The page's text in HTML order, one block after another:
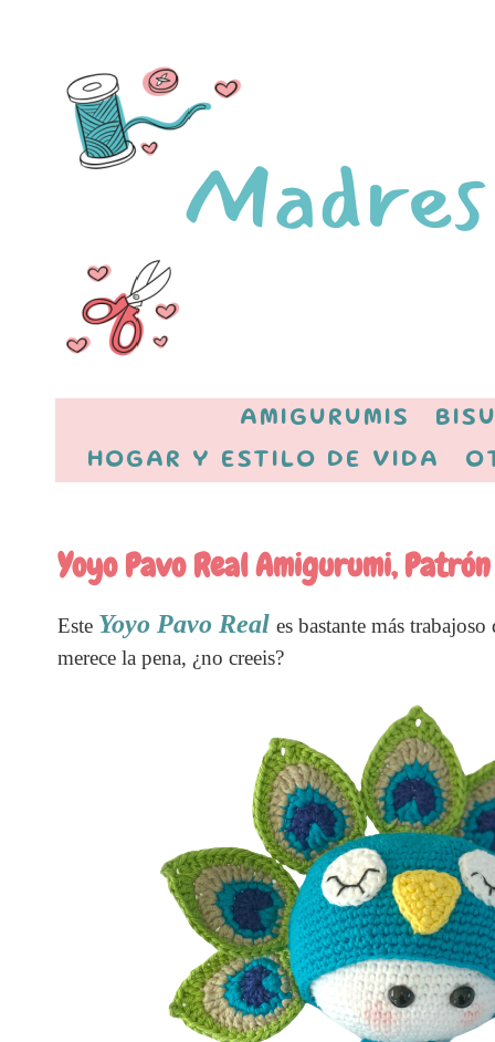
AMIGURUMIS
HOGAR Y ESTILO DE VIDA
Yoyo Pavo Real Amigurumi,
Este Yoyo Pavo Real es bastante más
merece la pena, ¿no creeis?